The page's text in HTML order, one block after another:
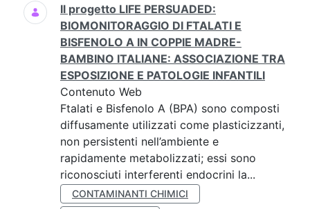
Il progetto LIFE PERSUADED:
BIOMONITORAGGIO DI FTALATI E
BISFENOLO A IN COPPIE MADRE-
BAMBINO ITALIANE: ASSOCIAZIONE TRA
ESPOSIZIONE E PATOLOGIE INFANTILI
Contenuto Web
Ftalati e Bisfenolo A (BPA) sono composti
diffusamente utilizzati come plasticizzanti,
non persistenti nell’ambiente e
rapidamente metabolizzati; essi sono
riconosciuti interferenti endocrini la...
CONTAMINANTI CHIMICI